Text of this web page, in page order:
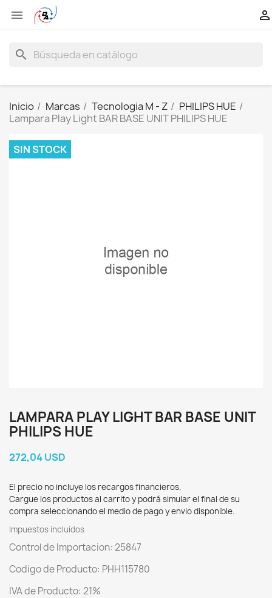
 
search
Inicio Marcas Tecnologia M - Z
PHILIPS HUE
Lampara Play Light BAR BASE UNIT PHILIPS HUE
SIN STOCK
LAMPARA PLAY LIGHT BAR BASE UNIT
PHILIPS HUE
272,04 USD
El precio no incluye los recargos financieros.
Cargue los productos al carrito y podrá simular el final de su
compra seleccionando el medio de pago y envio disponible.
Impuestos incluidos
Control de Importacion: 25847
Codigo de Producto: PHH115780
IVA de Producto: 21%